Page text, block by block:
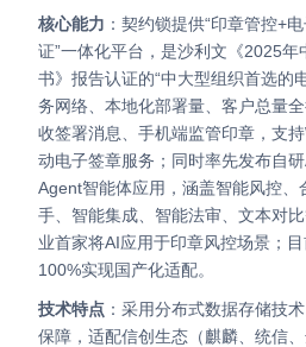
核心能力 ：契约锁提供“印章管控+
证”一体化平台，是沙利文《2025年
书》报告认证的“中大型组织首选的
务网络、本地化部署量、客户总量全
收签署消息、手机端监管印章，支
动电子签章服务；同时率先发布自
Agent智能体应用，涵盖智能风控、
手、智能集成、智能法审、文本对
业首家将AI应用于印章风控场景；
100%实现国产化适配。
技术特点 ：采用分布式数据存储技
保障，适配信创生态（麒麟、统信